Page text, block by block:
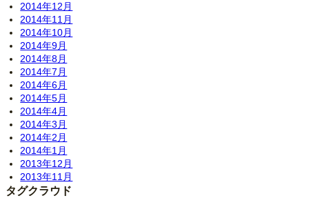
2014年12月
2014年11月
2014年10月
2014年9月
2014年8月
2014年7月
2014年6月
2014年5月
2014年4月
2014年3月
2014年2月
2014年1月
2013年12月
2013年11月
タグクラウド